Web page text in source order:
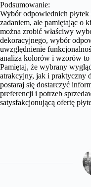
Podsumowanie:
Wybór odpowiednich
zadaniem, ale pamiętając o
można zrobić właściwy
dekoracyjnego, wybór
uwzględnienie
analiza kolorów i wzorów to
Pamiętaj, że wybrany
atrakcyjny, jak i praktyczny
postaraj się dostarczyć
preferencji i potrzeb
satysfakcjonującą ofertę